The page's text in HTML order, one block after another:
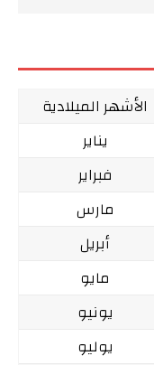
الأشهر الميلادية
يناير
فبراير
مارس
أبريل
مايو
يونيو
يوليو